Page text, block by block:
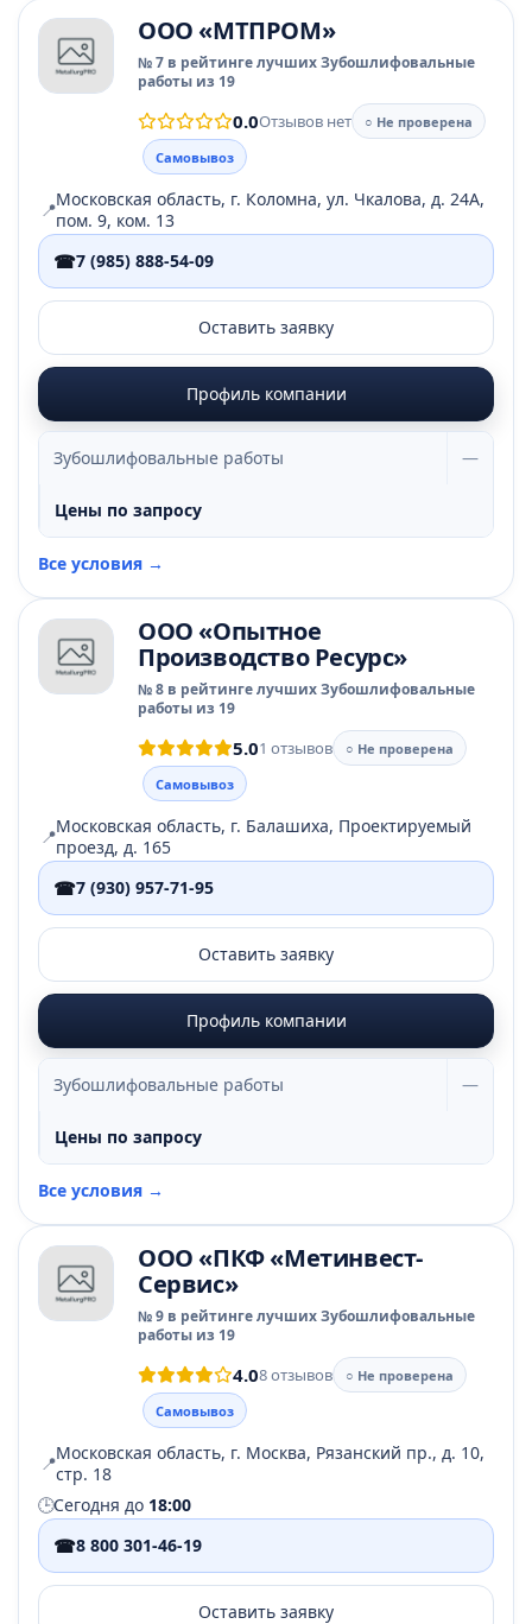
ООО «МТПРОМ»
№ 7 в рейтинге лучших Зубошлифовальные
работы из 19
0.0Отзывов нет
○ Не проверена
Самовывоз
📍Московская область, г. Коломна, ул. Чкалова, д. 24А,
пом. 9, ком. 13
☎7 (985) 888-54-09
Оставить заявку
Профиль компании
Зубошлифовальные работы —
Цены по запросу
Все условия →
ООО «Опытное
Производство Ресурс»
№ 8 в рейтинге лучших Зубошлифовальные
работы из 19
5.01 отзывов
○ Не проверена
Самовывоз
📍Московская область, г. Балашиха, Проектируемый
проезд, д. 165
☎7 (930) 957-71-95
Оставить заявку
Профиль компании
Зубошлифовальные работы —
Цены по запросу
Все условия →
ООО «ПКФ «Метинвест-
Сервис»
№ 9 в рейтинге лучших Зубошлифовальные
работы из 19
4.08 отзывов
○ Не проверена
Самовывоз
📍Московская область, г. Москва, Рязанский пр., д. 10,
стр. 18
🕒Сегодня до 18:00
☎8 800 301-46-19
Оставить заявку